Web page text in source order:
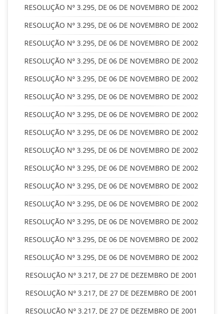
RESOLUÇÃO Nº 3.295, DE 06 DE NOVEMBRO DE 2002
RESOLUÇÃO Nº 3.295, DE 06 DE NOVEMBRO DE 2002
RESOLUÇÃO Nº 3.295, DE 06 DE NOVEMBRO DE 2002
RESOLUÇÃO Nº 3.295, DE 06 DE NOVEMBRO DE 2002
RESOLUÇÃO Nº 3.295, DE 06 DE NOVEMBRO DE 2002
RESOLUÇÃO Nº 3.295, DE 06 DE NOVEMBRO DE 2002
RESOLUÇÃO Nº 3.295, DE 06 DE NOVEMBRO DE 2002
RESOLUÇÃO Nº 3.295, DE 06 DE NOVEMBRO DE 2002
RESOLUÇÃO Nº 3.295, DE 06 DE NOVEMBRO DE 2002
RESOLUÇÃO Nº 3.295, DE 06 DE NOVEMBRO DE 2002
RESOLUÇÃO Nº 3.295, DE 06 DE NOVEMBRO DE 2002
RESOLUÇÃO Nº 3.295, DE 06 DE NOVEMBRO DE 2002
RESOLUÇÃO Nº 3.295, DE 06 DE NOVEMBRO DE 2002
RESOLUÇÃO Nº 3.295, DE 06 DE NOVEMBRO DE 2002
RESOLUÇÃO Nº 3.295, DE 06 DE NOVEMBRO DE 2002
RESOLUÇÃO Nº 3.217, DE 27 DE DEZEMBRO DE 2001
RESOLUÇÃO Nº 3.217, DE 27 DE DEZEMBRO DE 2001
RESOLUÇÃO Nº 3.217, DE 27 DE DEZEMBRO DE 2001